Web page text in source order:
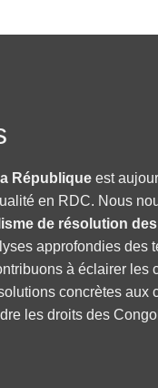
République est
en RDC. Nous
de résolution
approfondies des
à éclairer les
concrètes aux
les droits des